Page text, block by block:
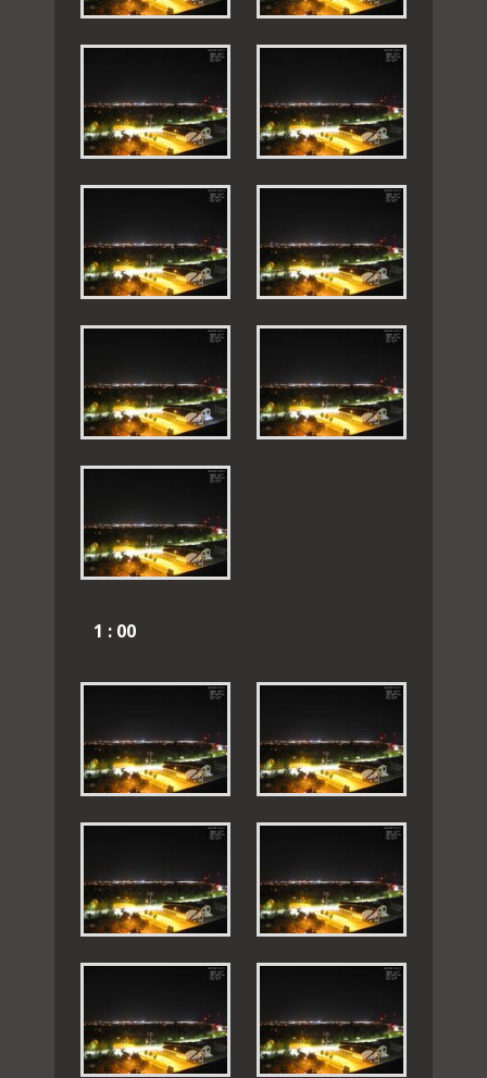
1 : 00